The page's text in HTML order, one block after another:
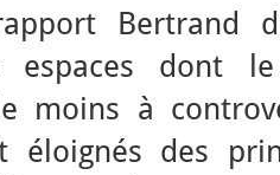
Bertrand
espaces dont
moins à
éloignés des